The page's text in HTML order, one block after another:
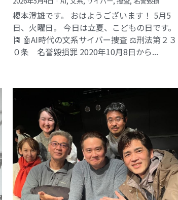
榎本澄雄です。 おはようございます！ 5月5
日、火曜日。 今日は立夏、こどもの日です。
🎏 🤖AI時代の文系サイバー捜査 ⚖️刑法第２３
０条 名誉毀損罪​ 2020年10月8日から...